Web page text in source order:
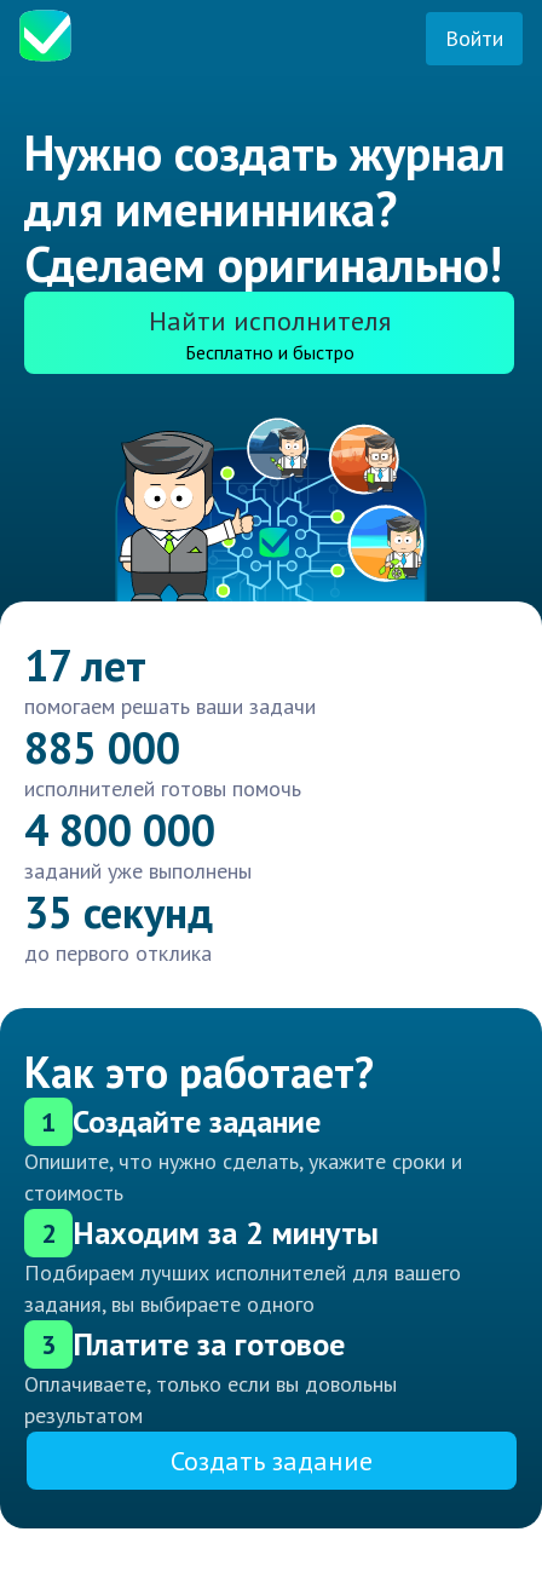
Войти
Нужно создать журнал
для именинника?
Сделаем оригинально!
Найти исполнителя
Бесплатно и быстро
17 лет
помогаем решать ваши задачи
885 000
исполнителей готовы помочь
4 800 000
заданий уже выполнены
35 секунд
до первого отклика
Как это работает?
1 Создайте задание
Опишите, что нужно сделать, укажите сроки и
стоимость
2 Находим за 2 минуты
Подбираем лучших исполнителей для вашего
задания, вы выбираете одного
3 Платите за готовое
Оплачиваете, только если вы довольны
результатом
Создать задание